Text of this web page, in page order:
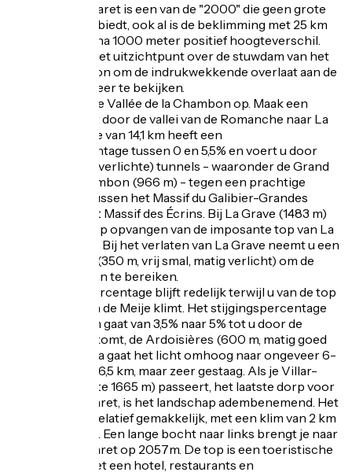
De Col du Lautaret is een van de "2000" die geen grote
moeilijkheden biedt, ook al is de beklimming met 25 km
lang en met bijna 1000 meter positief hoogteverschil.
Profiteer van het uitzichtpunt over de stuwdam van het
Lac du Chambon om de indrukwekkende overlaat aan de
kant van het meer te bekijken.
Je gaat rustig de Vallée de la Chambon op. Maak een
ontspannen rit door de vallei van de Romanche naar La
Grave. De route van 14,1 km heeft een
stijgingspercentage tussen 0 en 5,5% en voert u door
verschillende (verlichte) tunnels - waaronder de Grand
Tunnel du Chambon (966 m) - tegen een prachtige
achtergrond tussen het Massif du Galibier-Grandes
Rousses en het Massif des Écrins. Bij La Grave (1483 m)
kunt u een glimp opvangen van de imposante top van La
Meije (3983 m). Bij het verlaten van La Grave neemt u een
nieuwe tunnel (350 m, vrij smal, matig verlicht) om de
Pont du Maurian te bereiken.
Het stijgingspercentage blijft redelijk terwijl u van de top
naar de top van de Meije klimt. Het stijgingspercentage
blijft redelijk en gaat van 3,5% naar 5% tot u door de
laatste tunnel komt, de Ardoisières (600 m, matig goed
verlicht), daarna gaat het licht omhoog naar ongeveer 6-
7% gedurende 6,5 km, maar zeer gestaag. Als je Villar-
d'Arêne (hoogte 1665 m) passeert, het laatste dorp voor
de Col du Lautaret, is het landschap adembenemend. Het
laatste stuk is relatief gemakkelijk, met een klim van 2 km
van 3,5 naar 5%. Een lange bocht naar links brengt je naar
de Col du Lautaret op 2057m. De top is een toeristische
trekpleister met een hotel, restaurants en